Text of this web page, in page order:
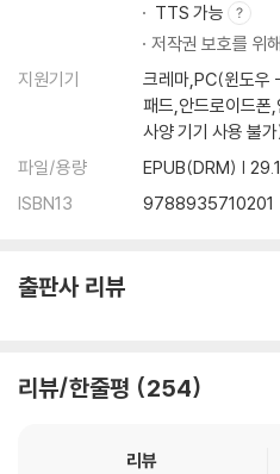
인종을 명시하도록 해보았다. 그러자
어졌다. 해당란에 '흑인'이란 단어를
빠'라는 편견이 번쩍하며 스쳐갔기 때
니다. 전적으로 내 두뇌를 어떻게 바
ㆍ부정적 생각 꺼버리기
우리의 부정적 감정에 불을 당기는 것
만큼 먼저 그 존재를 인정하고 따뜻한
대학의 테일러 박사는 어떤 부정적 생
다 / 장점에 초점을 맞추면 단점이 사
점 더 커진다 / 진실에 초점을 맞추면
로를 무력하게 만든다
<제3부 나 이상의 나 바라보기>
1장 관찰자란 과연 누구인가
누구인가? / 영혼은 모든 정보를 갖고
로 되돌아온다 / 진공묘유: 나를 텅 비
TTS 가능
저작권 보호를 위
지원기기
크레마,PC(윈도우
패드,안드로이드폰
사양 기기 사용 불
파일/용량
EPUB(DRM) |
ISBN13
9788935710201
출판사 리뷰
리뷰/한줄평 254
리뷰